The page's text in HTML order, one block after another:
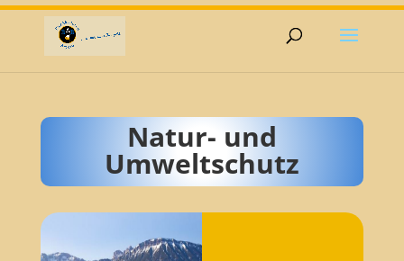
Natur- und
Umweltschutz